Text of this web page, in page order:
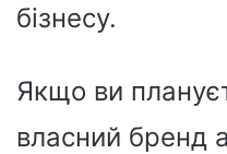
бізнесу.
Якщо ви
власний бренд